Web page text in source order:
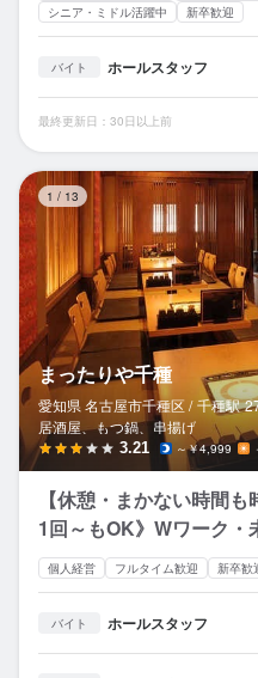
シニア・ミドル活躍中
新卒歓迎
バイト ホールスタッフ
最終更新日：30日以上前
1 / 13
まったりや千種
愛知県 名古屋市千種区 / 千種駅
居酒屋、もつ鍋、串揚げ
3.21 ～￥4,999
【休憩・まかない時間
1回～もOK》Wワーク・
個人経営 フルタイム歓迎 新卒歓
バイト ホールスタッフ